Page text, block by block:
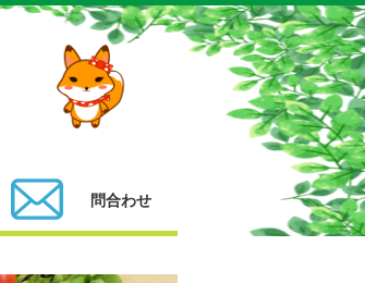
問合わせ